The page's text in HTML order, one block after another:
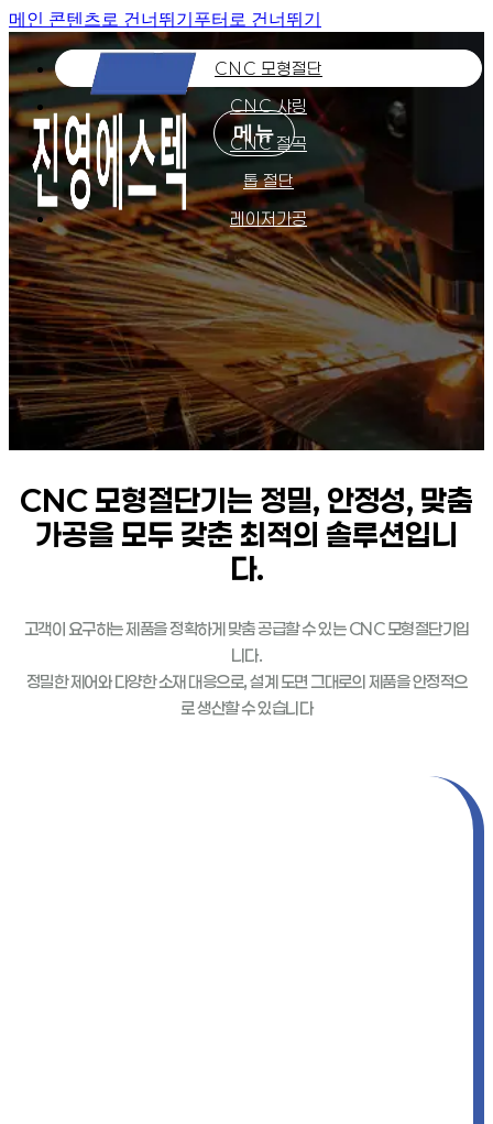
메인 콘텐츠로 건너뛰기 푸터로 건너뛰기
메뉴
CNC 모형절단
CNC 샤링
CNC 절곡
톱 절단
레이저가공
CNC 모형절단기는 정밀, 안정성, 맞춤
가공을 모두 갖춘 최적의 솔루션입니
다.
고객이 요구하는 제품을 정확하게 맞춤 공급할 수 있는 CNC 모형절단기입
니다.
정밀한 제어와 다양한 소재 대응으로, 설계 도면 그대로의 제품을 안정적으
로 생산할 수 있습니다